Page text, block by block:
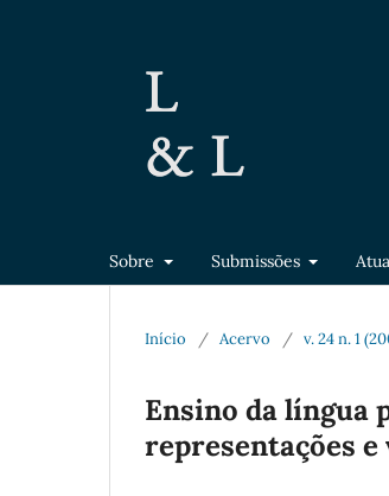
Sobre Submissões
Início / Acervo / v. 24 n. 1
Ensino da língua
representações e